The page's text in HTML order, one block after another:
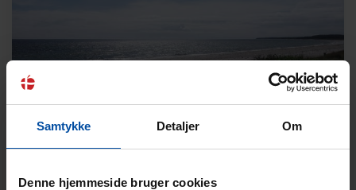
Samtykke Detaljer Om
Denne hjemmeside bruger cookies